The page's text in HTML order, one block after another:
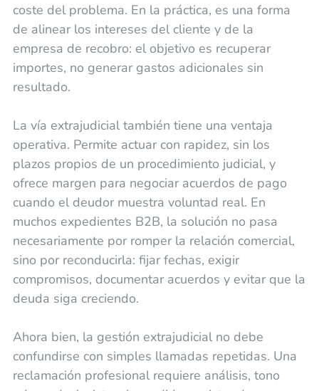
coste del problema. En la práctica, es una forma
de alinear los intereses del cliente y de la
empresa de recobro: el objetivo es recuperar
importes, no generar gastos adicionales sin
resultado.
La vía extrajudicial también tiene una ventaja
operativa. Permite actuar con rapidez, sin los
plazos propios de un procedimiento judicial, y
ofrece margen para negociar acuerdos de pago
cuando el deudor muestra voluntad real. En
muchos expedientes B2B, la solución no pasa
necesariamente por romper la relación comercial,
sino por reconducirla: fijar fechas, exigir
compromisos, documentar acuerdos y evitar que la
deuda siga creciendo.
Ahora bien, la gestión extrajudicial no debe
confundirse con simples llamadas repetidas. Una
reclamación profesional requiere análisis, tono